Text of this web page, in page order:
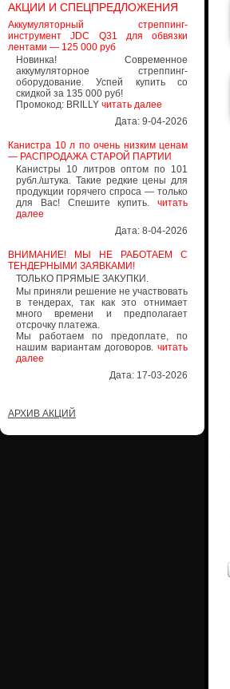
АКЦИИ И СПЕЦПРЕДЛОЖЕНИЯ
Аккумуляторный стреппинг-
инструмент JDC Q31 для обвязки
лентами — 125 000 руб
Новинка! Современное
аккумуляторное стреппинг-
оборудование. Успей купить со
скидкой за 135 000 руб!
Промокод: BRILLY читать далее
Дата: 9-04-2026
Канистра 10 л по очень низким ценам
— РАСПРОДАЖА СТАРОЙ ПАРТИИ
Канистры 10 литров оптом по 101
рубл./штука. Такие редкие цены для
продукции горячего спроса — только
для Вас! Спешите купить. читать
далее
Дата: 8-04-2026
ВНИМАНИЕ! МЫ НЕ РАБОТАЕМ С
ТЕНДЕРНЫМИ ЗАЯВКАМИ!
ТОЛЬКО ПРЯМЫЕ ЗАКУПКИ.
Мы приняли решение не участвовать
в тендерах, так как это отнимает
много времени и предполагает
отсрочку платежа.
Мы работаем по предоплате, по
нашим вариантам договоров. читать
далее
Дата: 17-03-2026
АРХИВ АКЦИЙ